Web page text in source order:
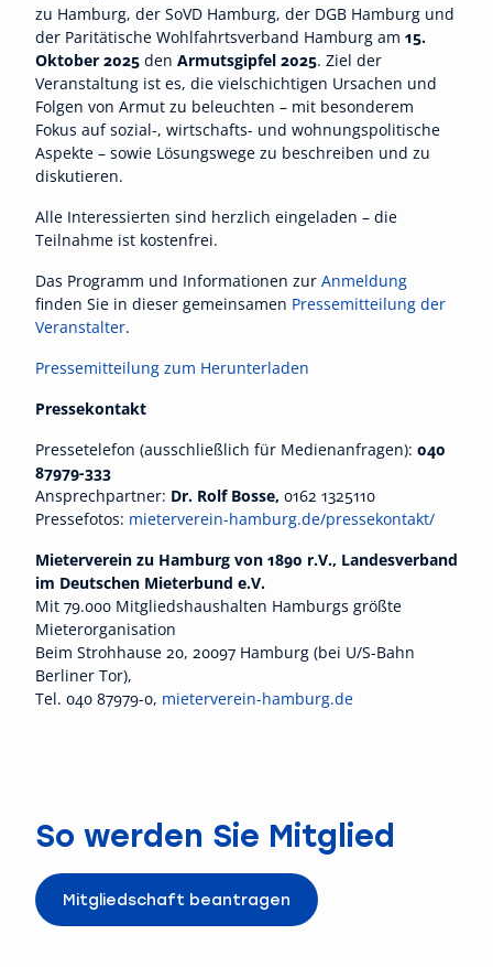
zu Hamburg, der SoVD Hamburg, der DGB Hamburg und
der Paritätische Wohlfahrtsverband Hamburg am 15.
Oktober 2025 den Armutsgipfel 2025. Ziel der
Veranstaltung ist es, die vielschichtigen Ursachen und
Folgen von Armut zu beleuchten – mit besonderem
Fokus auf sozial-, wirtschafts- und wohnungspolitische
Aspekte – sowie Lösungswege zu beschreiben und zu
diskutieren.
Alle Interessierten sind herzlich eingeladen – die
Teilnahme ist kostenfrei.
Das Programm und Informationen zur Anmeldung
finden Sie in dieser gemeinsamen Pressemitteilung der
Veranstalter.
Pressemitteilung zum Herunterladen
Pressekontakt
Pressetelefon (ausschließlich für Medienanfragen): 040
87979-333
Ansprechpartner: Dr. Rolf Bosse, 0162 1325110
Pressefotos: mieterverein-hamburg.de/pressekontakt/
Mieterverein zu Hamburg von 1890 r.V., Landesverband
im Deutschen Mieterbund e.V.
Mit 79.000 Mitgliedshaushalten Hamburgs größte
Mieterorganisation
Beim Strohhause 20, 20097 Hamburg (bei U/S-Bahn
Berliner Tor),
Tel. 040 87979-0, mieterverein-hamburg.de
So werden Sie Mitglied
Mitgliedschaft beantragen